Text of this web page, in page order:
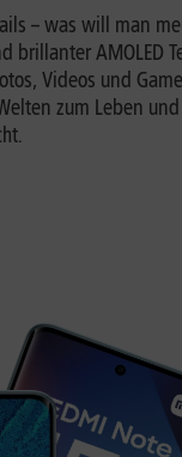
– was will man
brillanter AMOLED
Videos und
zum Leben